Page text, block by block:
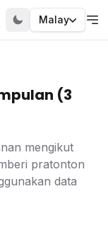
Malay
(3
mengikut
pratonton
data